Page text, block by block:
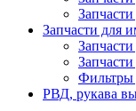
Запчасти для
Фильтры
РВД, рукава